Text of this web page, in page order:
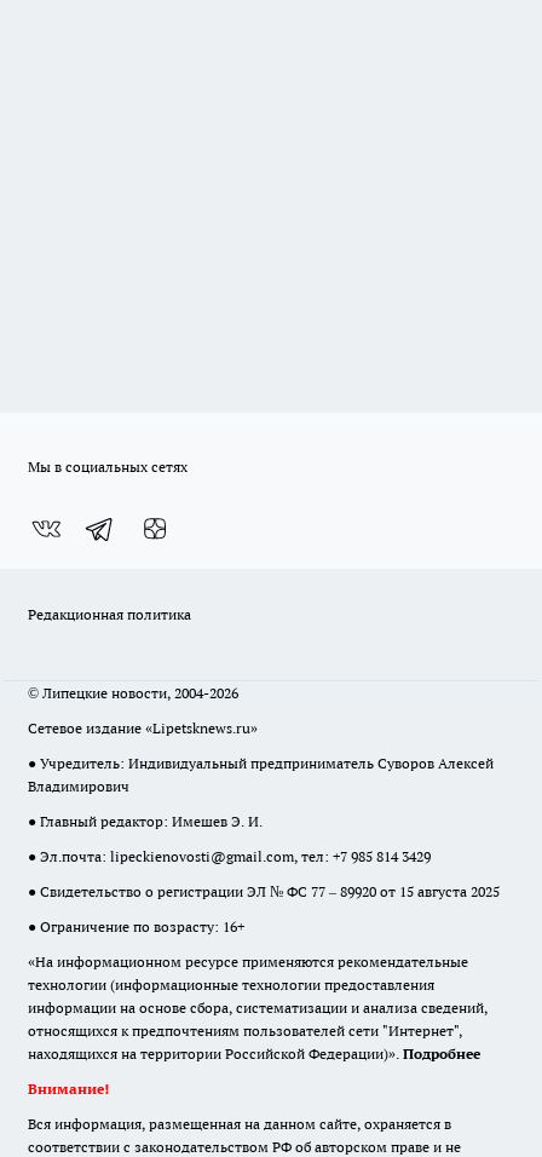
Мы в социальных сетях
Редакционная политика
© Липецкие новости, 2004-2026
Сетевое издание «Lipetsknews.ru»
● Учредитель: Индивидуальный предприниматель Суворов Алексей
Владимирович
● Главный редактор: Имешев Э. И.
● Эл.почта: lipeckienovosti@gmail.com, тел: +7 985 814 3429
● Свидетельство о регистрации ЭЛ № ФС 77 – 89920 от 15 августа 2025
● Ограничение по возрасту: 16+
«На информационном ресурсе применяются рекомендательные
технологии (информационные технологии предоставления
информации на основе сбора, систематизации и анализа сведений,
относящихся к предпочтениям пользователей сети "Интернет",
находящихся на территории Российской Федерации)». Подробнее
Внимание!
Вся информация, размещенная на данном сайте, охраняется в
соответствии с законодательством РФ об авторском праве и не